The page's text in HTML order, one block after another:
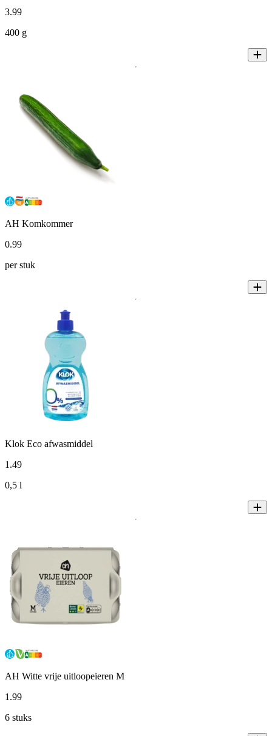
3.99
400 g
AH Komkommer
0.99
per stuk
Klok Eco afwasmiddel
1 .49
0,5 l
AH Witte vrije uitloopeieren M
1 .99
6 stuks